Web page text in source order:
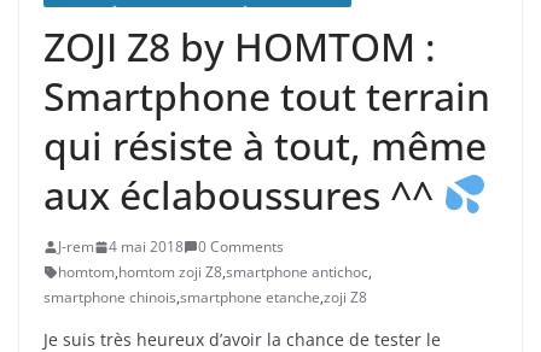
ZOJI Z8 by HOMTOM :
Smartphone tout terrain
qui résiste à tout, même
aux éclaboussures ^^
J-rem 4 mai 2018
0 Comments
homtom,homtom zoji Z8,smartphone antichoc,
smartphone chinois,smartphone etanche,zoji Z8
Je suis très heureux d’avoir la chance de tester le